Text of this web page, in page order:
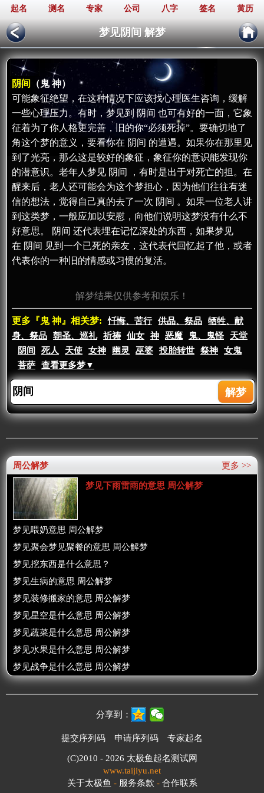
起名 测名 专家 公司 八字 签名 黄历
梦见阴间 解梦
阴间
（鬼 神）
可能象征绝望，在这种情况下应该找心理医生咨询，缓解
一些心理压力。有时，梦见到 阴间 也可有好的一面，它象
征着为了你人格更完善，旧的你“必须死掉”。要确切地了
角这个梦的意义，要看你在 阴间 的遭遇。如果你在那里见
到了光亮，那么这是较好的象征，象征你的意识能发现你
的潜意识。老年人梦见 阴间 ，有时是出于对死亡的担。在
醒来后，老人还可能会为这个梦担心，因为他们往往有迷
信的想法，觉得自己真的去了一次 阴间 。如果一位老人讲
到这类梦，一般应加以安慰，向他们说明这梦没有什么不
好意思。 阴间 还代表埋在记忆深处的东西，如果梦见
在 阴间 见到一个已死的亲友，这代表代回忆起了他，或者
代表你的一种旧的情感或习惯的复活。
解梦结果仅供参考和娱乐！
更多『鬼 神』相关梦: 忏悔、苦行 供品、祭品
牺牲、献
身、祭品
朝圣、巡礼 祈祷 仙女 神 恶魔 鬼、鬼怪
天堂
阴间
死人 天使 女神 幽灵 巫婆 投胎转世 祭神
女鬼
菩萨
查看更多梦▼
更多 >>
周公解梦
梦见下雨雷雨的意思 周公解梦
梦见喂奶意思 周公解梦
梦见聚会梦见聚餐的意思 周公解梦
梦见挖东西是什么意思？
梦见生病的意思 周公解梦
梦见装修搬家的意思 周公解梦
梦见星空是什么意思 周公解梦
梦见蔬菜是什么意思 周公解梦
梦见水果是什么意思 周公解梦
梦见战争是什么意思 周公解梦
分享到：
提交序列码 申请序列码 专家起名
(C)2010 - 2026 太极鱼起名测试网
www.taijiyu.net
关于太极鱼 - 服务条款 - 合作联系